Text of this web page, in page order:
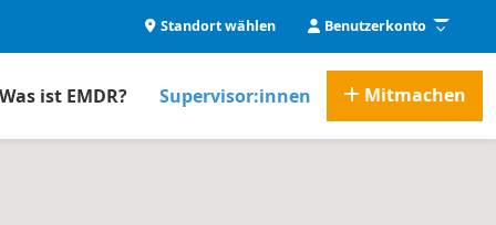
Standort wählen Benutzerkonto
Was ist EMDR? Supervisor:innen Mitmachen